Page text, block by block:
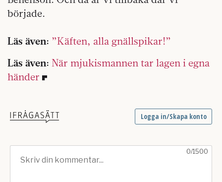
började.
Läs även: ”Käften, alla gnällspikar!”
Läs även: När mjukismannen tar lagen i egna
händer